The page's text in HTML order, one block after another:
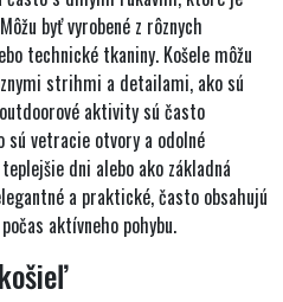
byť vyrobené z rôznych
technické tkaniny. Košele môžu
strihmi a detailami, ako sú
outdoorové aktivity sú často
sú vetracie otvory a odolné
dni alebo ako základná
a praktické, často obsahujú
aktívneho pohybu.